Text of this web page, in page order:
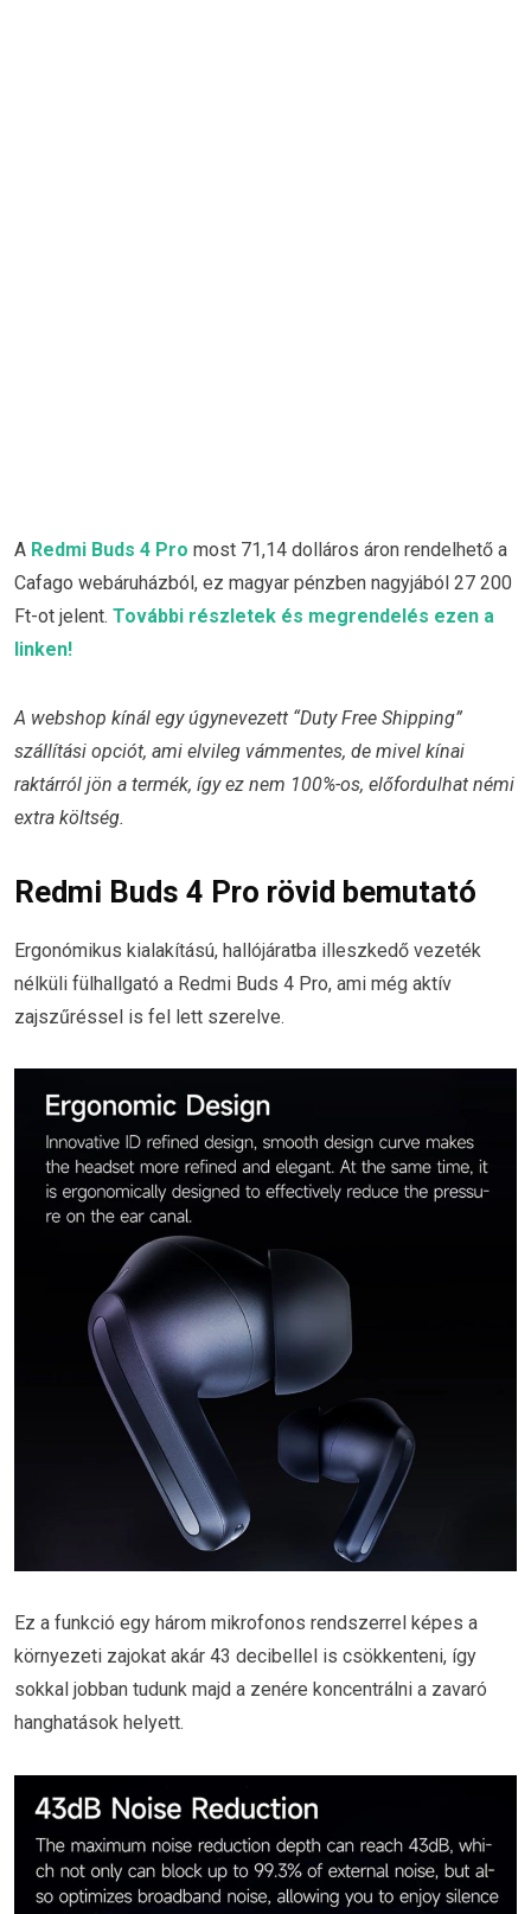
A Redmi Buds 4 Pro most 71,14 dolláros áron rendelhető a
Cafago webáruházból, ez magyar pénzben nagyjából 27 200
Ft-ot jelent. További részletek és megrendelés ezen a
linken!
A webshop kínál egy úgynevezett “Duty Free Shipping”
szállítási opciót, ami elvileg vámmentes, de mivel kínai
raktárról jön a termék, így ez nem 100%-os, előfordulhat némi
extra költség.
Redmi Buds 4 Pro rövid bemutató
Ergonómikus kialakítású, hallójáratba illeszkedő vezeték
nélküli fülhallgató a Redmi Buds 4 Pro, ami még aktív
zajszűréssel is fel lett szerelve.
Ez a funkció egy három mikrofonos rendszerrel képes a
környezeti zajokat akár 43 decibellel is csökkenteni, így
sokkal jobban tudunk majd a zenére koncentrálni a zavaró
hanghatások helyett.